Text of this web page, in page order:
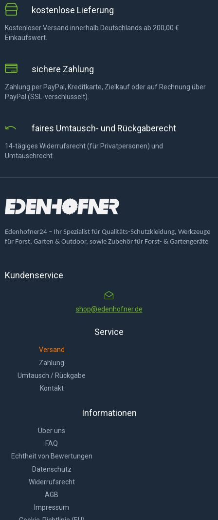
kostenlose Lieferung
Kostenloser Versand innerhalb Deutschlands ab 200,00 €
Einkaufswert.
sichere Zahlung
Zahlung per PayPal, Kreditkarte, Zielkauf oder auf Rechnung über
PayPal (SSL-verschlüsselt).
faires Umtausch- und Rückgaberecht
14-tägiges Widerrufsrecht (für Privatpersonen) und
Umtauschrecht.
Edenhofner24 – Ihr Spezialist für Qualitäts-Schutzkleidung, Werkzeuge
für Forst, Garten & Outdoor, sowie Zubehör für Forst- & Gartengeräte
Kundenservice
shop@edenhofner.de
Service
Versand
Zahlung
Umtausch / Rückgabe
Kontakt
Informationen
Über uns
FAQ
Echtheit von Bewertungen
Datenschutz
Widerrufsrecht
AGB
Impressum